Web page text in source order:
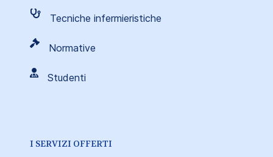
Tecniche infermieristiche
Normative
Studenti
I SERVIZI OFFERTI